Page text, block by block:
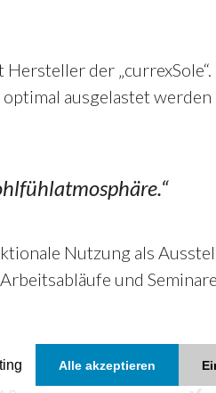
Alle akzeptieren
der „currexSole“.
ausgelastet werden
Nutzung als
und